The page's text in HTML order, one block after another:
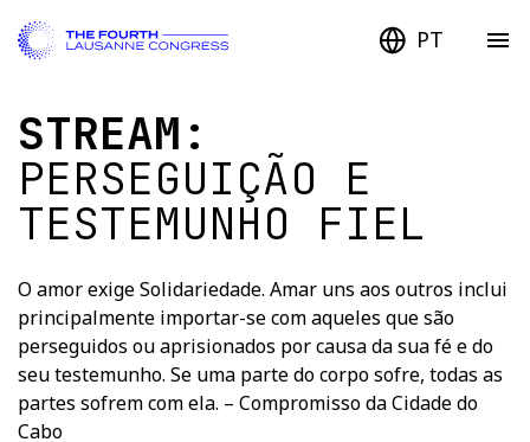
PT
STREAM:
PERSEGUIÇÃO E
TESTEMUNHO FIEL
O amor exige Solidariedade. Amar uns aos outros inclui
principalmente importar-se com aqueles que são
perseguidos ou aprisionados por causa da sua fé e do
seu testemunho. Se uma parte do corpo sofre, todas as
partes sofrem com ela. – Compromisso da Cidade do
Cabo